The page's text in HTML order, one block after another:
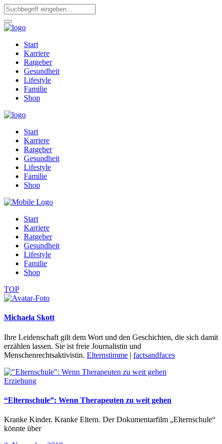
Start
Karriere
Ratgeber
Gesundheit
Lifestyle
Familie
Shop
Start
Karriere
Ratgeber
Gesundheit
Lifestyle
Familie
Shop
Start
Karriere
Ratgeber
Gesundheit
Lifestyle
Familie
Shop
TOP
Michaela Skott
Ihre Leidenschaft gilt dem Wort und den Geschichten, die sich damit
erzählen lassen. Sie ist freie Journalistin und
Menschenrechtsaktivistin. Elternstimme | factsandfaces
Erziehung
“Elternschule”: Wenn Therapeuten zu weit gehen
Kranke Kinder. Kranke Eltern. Der Dokumentarfilm „Elternschule“
könnte über